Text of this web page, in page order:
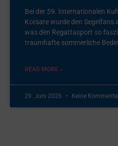
Bei der 59. Internationalen
Korsare wurde den Segelfans
was den Regattasport so
traumhafte sommerliche
READ MORE »
29. Juni 2026 Keine